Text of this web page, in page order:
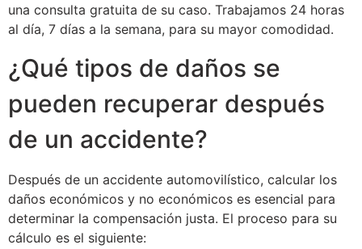
una consulta gratuita de su caso. Trabajamos 24 horas
al día, 7 días a la semana, para su mayor comodidad.
¿Qué tipos de daños se
pueden recuperar después
de un accidente?
Después de un accidente automovilístico, calcular los
daños económicos y no económicos es esencial para
determinar la compensación justa. El proceso para su
cálculo es el siguiente: